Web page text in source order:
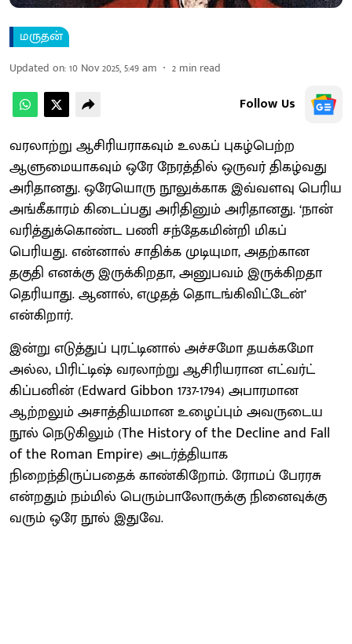
மருதன்
Updated on:10 Nov 2025, 5:49 am 2 min read
Follow Us
வரலாற்று ஆசிரியராகவும் உலகப் புகழ்பெற்ற
ஆளுமையாகவும் ஒரே நேரத்தில் ஒருவர் திகழ்வது
அரிதானது. ஒரேயொரு நூலுக்காக இவ்வளவு பெரிய
அங்கீகாரம் கிடைப்பது அரிதினும் அரிதானது. ‘நான்
வரித்துக்கொண்ட பணி சந்தேகமின்றி மிகப்
பெரியது. என்னால் சாதிக்க முடியுமா, அதற்கான
தகுதி எனக்கு இருக்கிறதா, அனுபவம் இருக்கிறதா
தெரியாது. ஆனால், எழுதத் தொடங்கிவிட்டேன்’
என்கிறார்.
இன்று எடுத்துப் புரட்டினால் அச்சமோ தயக்கமோ
அல்ல, பிரிட்டிஷ் வரலாற்று ஆசிரியரான எட்வர்ட்
கிப்பனின் (Edward Gibbon 1737-1794) அபாரமான
ஆற்றலும் அசாத்தியமான உழைப்பும் அவருடைய
நூல் நெடுகிலும் (The History of the Decline and Fall
of the Roman Empire) அடர்த்தியாக
நிறைந்திருப்பதைக் காண்கிறோம். ரோமப் பேரரசு
என்றதும் நம்மில் பெரும்பாலோருக்கு நினைவுக்கு
வரும் ஒரே நூல் இதுவே.